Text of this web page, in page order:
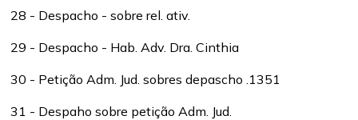
28 - Despacho - sobre rel. ativ.
29 - Despacho - Hab. Adv. Dra. Cinthia
30 - Petição Adm. Jud. sobres depascho .1351
31 - Despaho sobre petição Adm. Jud.